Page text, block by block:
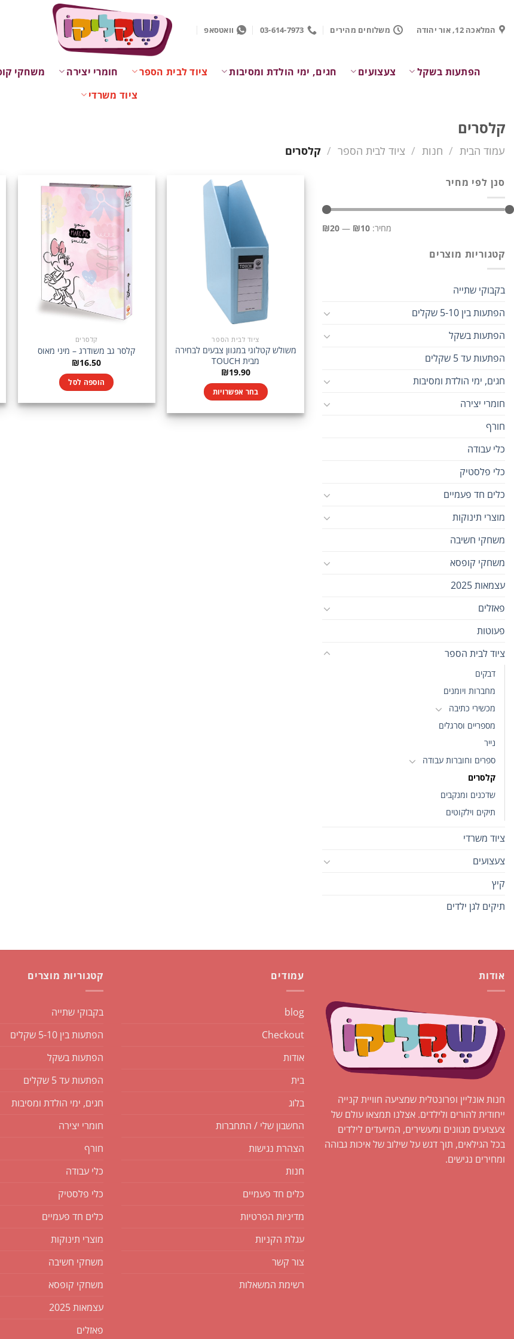
contentהמלאכה 12, אור יהודה משלוחים מהירים 03-614-7973 וואטסאפ
הפתעות בשקל צעצועים חגים, ימי הולדת ומסיבות ציוד לבית הספר חומרי יצירה משחקי
ציוד משרדי
קלסרים
עמוד הבית / חנות / ציוד לבית הספר / קלסרים
סנן לפי מחיר
מחיר: ₪10
—
₪20
קטגוריות מוצרים
בקבוקי שתייה
הפתעות בין 5-10 שקלים
הפתעות בשקל
הפתעות עד 5 שקלים
חגים, ימי הולדת ומסיבות
חומרי יצירה
חורף
כלי עבודה
כלי פלסטיק
כלים חד פעמיים
מוצרי תינוקות
משחקי חשיבה
משחקי קופסא
עצמאות 2025
פאזלים
פעוטות
ציוד לבית הספר
דבקים
מחברות ויומנים
מכשירי כתיבה
מספריים וסרגלים
נייר
ספרים וחוברות עבודה
קלסרים
שדכנים ומנקבים
תיקים וילקוטים
ציוד משרדי
צעצועים
קיץ
תיקים לגן ילדים
ציוד לבית הספר
משולש קטלוגי במגוון צבעים לבחירה
מבית TOUCH
₪19.90
בחר אפשרויות
זה
קלסרים
קלסר גב משודרג – מיני מאוס
₪16.50
הוספה לסל
אודות
חנות אונליין ופרונטלית שמציעה חוויית קנייה
ייחודית להורים ולילדים. אצלנו תמצאו עולם של
צעצועים מגוונים ומעשירים, המיועדים לילדים
בכל הגילאים, תוך דגש על שילוב של איכות גבוהה
ומחירים נגישים.
עמודים
blog
Checkout
אודות
בית
בלוג
החשבון שלי / התחברות
הצהרת נגישות
חנות
כלים חד פעמיים
מדיניות הפרטיות
עגלת הקניות
צור קשר
רשימת המשאלות
קטגוריות מוצרים
בקבוקי שתייה
הפתעות בין 5-10 שקלים
הפתעות בשקל
הפתעות עד 5 שקלים
חגים, ימי הולדת ומסיבות
חומרי יצירה
חורף
כלי עבודה
כלי פלסטיק
כלים חד פעמיים
מוצרי תינוקות
משחקי חשיבה
משחקי קופסא
עצמאות 2025
פאזלים